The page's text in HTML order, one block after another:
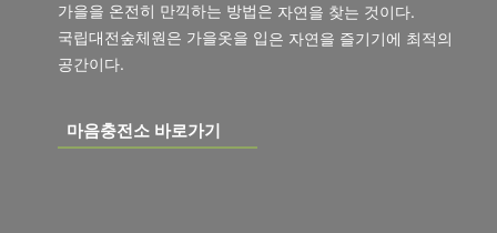
가을을 온전히 만끽하는 방법은 자연을 찾는 것이다.
국립대전숲체원은 가을옷을 입은 자연을 즐기기에 최적의
공간이다.
마음충전소 바로가기